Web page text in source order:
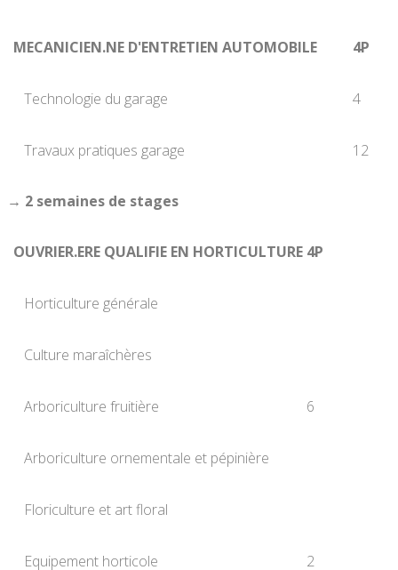
MECANICIEN.NE D'ENTRETIEN AUTOMOBILE 4P
Technologie du garage 4
Travaux pratiques garage 12
→ 2 semaines de stages
OUVRIER.ERE QUALIFIE EN HORTICULTURE 4P
Horticulture générale
6
Culture maraîchères
Arboriculture fruitière
Arboriculture ornementale et pépinière
Floriculture et art floral
Equipement horticole 2